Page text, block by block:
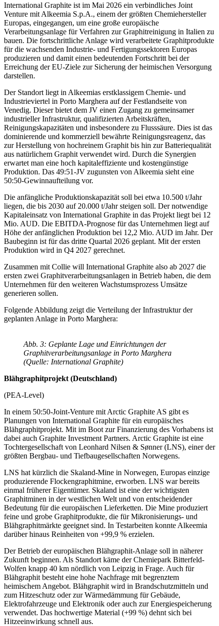
International Graphite ist im Mai 2026 ein verbindliches Joint
Venture mit Alkeemia S.p.A., einem der größten Chemiehersteller
Europas, eingegangen, um eine große europäische
Verarbeitungsanlage für Verfahren zur Graphitreinigung in Italien zu
bauen. Die fortschrittliche Anlage wird verarbeitete Graphitprodukte
für die wachsenden Industrie- und Fertigungssektoren Europas
produzieren und damit einen bedeutenden Fortschritt bei der
Erreichung der EU-Ziele zur Sicherung der heimischen Versorgung
darstellen.
Der Standort liegt in Alkeemias erstklassigem Chemie- und
Industrieviertel in Porto Marghera auf der Festlandseite von
Venedig. Dieser bietet dem JV einen Zugang zu gemeinsamer
industrieller Infrastruktur, qualifizierten Arbeitskräften,
Reinigungskapazitäten und insbesondere zu Flusssäure. Dies ist das
dominierende und kommerziell bewährte Reinigungsreagenz, das
zur Herstellung von hochreinem Graphit bis hin zur Batteriequalität
aus natürlichem Graphit verwendet wird. Durch die Synergien
erwartet man eine hoch kapitaleffiziente und kostengünstige
Produktion. Das 49:51-JV zugunsten von Alkeemia sieht eine
50:50-Gewinnaufteilung vor.
Die anfängliche Produktionskapazität soll bei etwa 10.500 t/Jahr
liegen, die bis 2030 auf 20.000 t/Jahr steigen soll. Der notwendige
Kapitaleinsatz von International Graphite in das Projekt liegt bei 12
Mio. AUD. Die EBITDA-Prognose für das Unternehmen liegt auf
Höhe der anfänglichen Produktion bei 12,2 Mio. AUD im Jahr. Der
Baubeginn ist für das dritte Quartal 2026 geplant. Mit der ersten
Produktion wird in Q4 2027 gerechnet.
Zusammen mit Collie will International Graphite also ab 2027 die
ersten zwei Graphitverarbeitungsanlagen in Betrieb haben, die dem
Unternehmen für den weiteren Wachstumsprozess Umsätze
generieren sollen.
Folgende Abbildung zeigt die Verteilung der Infrastruktur der
geplanten Anlage in Porto Marghera:
Abb. 3: Geplante Lage und Einrichtungen der
Graphitverarbeitungsanlage in Porto Marghera
(Quelle: International Graphite)
Blähgraphitprojekt (Deutschland)
(PEA-Level)
In einem 50:50-Joint-Venture mit Arctic Graphite AS gibt es
Planungen von International Graphite für ein europäisches
Blähgraphitprojekt. Mit im Boot zur Finanzierung des Vorhabens ist
dabei auch Graphite Investment Partners. Arctic Graphite ist eine
Tochtergesellschaft von Leonhard Nilsen & Sønner (LNS), einer der
größten Bergbau- und Tiefbaugesellschaften Norwegens.
LNS hat kürzlich die Skaland-Mine in Norwegen, Europas einzige
produzierende Flockengraphitmine, erworben. LNS war bereits
einmal früherer Eigentümer. Skaland ist eine der wichtigsten
Graphitminen in der westlichen Welt und von entscheidender
Bedeutung für die europäischen Lieferketten. Die Mine produziert
feine und grobe Graphitprodukte, die für Mikronisierungs- und
Blähgraphitmärkte geeignet sind. In Testarbeiten konnte Alkeemia
darüber hinaus Reinheiten von +99,9 % erzielen.
Der Betrieb der europäischen Blähgraphit-Anlage soll in näherer
Zukunft beginnen. Als Standort käme der Chemiepark Bitterfeld-
Wolfen knapp 40 km nördlich von Leipzig in Frage. Auch für
Blähgraphit besteht eine hohe Nachfrage mit begrenztem
heimischem Angebot. Blähgraphit wird in Brandschutzmitteln und
zum Hitzeschutz oder zur Wärmedämmung für Gebäude,
Elektrofahrzeuge und Elektronik oder auch zur Energiespeicherung
verwendet. Das hochwertige Material (+99 %) dehnt sich bei
Hitzeeinwirkung schnell aus.